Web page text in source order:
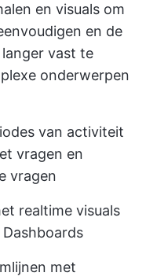
en visuals om
en de
vast te
onderwerpen
van activiteit
vragen en
vragen
realtime visuals
met